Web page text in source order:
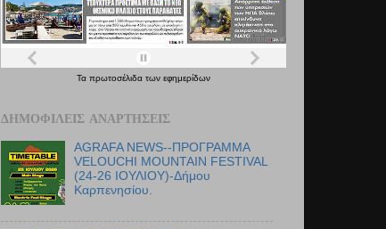
Τα πρωτοσέλιδα των εφημερίδων
ΔΗΜΟΦΙΛΕΊΣ ΑΝΑΡΤΉΣΕΙΣ
AGRAFA NEWS--ΠΡΟΓΡΑΜΜΑ
VELOUCHI MOUNTAIN FESTIVAL
(24-26 ΙΟΥΛΙΟΥ)-Δήμου
Καρπενησίου.